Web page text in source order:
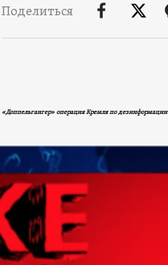
Поделиться
«Доппельгангер» операция Кремля по дезинформации